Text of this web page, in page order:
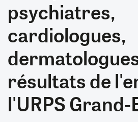
psychiatres,
cardiologues,
résultats de
l'URPS Grand-